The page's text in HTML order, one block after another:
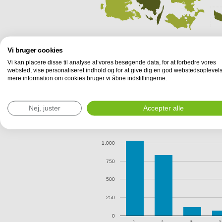
Efterspørgsel i Danmark
Antal forespørgsler til lokalebasen.dk om
fordelt på ejendommens samlede
0
250
500
750
1.000
Vi bruger cookies
Vi kan placere disse til analyse af vores besøgende data, for at forbedre vores
websted, vise personaliseret indhold og for at give dig en god
mere information om cookies bruger vi åbne indstillingerne.
Nej, juster Accepter alle